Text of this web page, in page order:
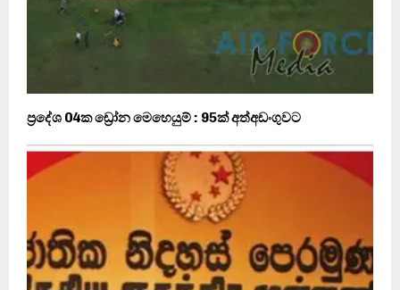
ප්‍රදේශ 04ක ඩ්‍රෝන මෙහෙයුම් : 95ක් අත්අඩංගුවට